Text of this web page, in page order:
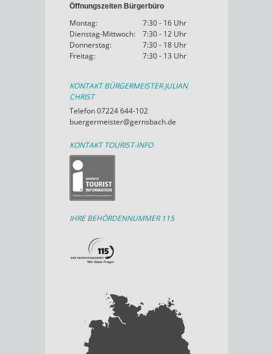
Öffnungszeiten Bürgerbüro
Montag:
7:30 - 16 Uhr
Dienstag-Mittwoch:
7:30 - 12 Uhr
Donnerstag:
7:30 - 18 Uhr
Freitag:
7:30 - 13 Uhr
KONTAKT BÜRGERMEISTER JULIAN
CHRIST
Telefon 07224 644-102
buergermeister@gernsbach.de
KONTAKT TOURIST-INFO
IHRE BEHÖRDENNUMMER 115